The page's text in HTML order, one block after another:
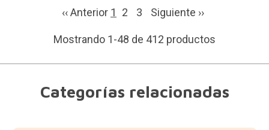
‹‹ Anterior 1 2 3 Siguiente ››
Mostrando 1-48 de 412 productos
Categorías relacionadas